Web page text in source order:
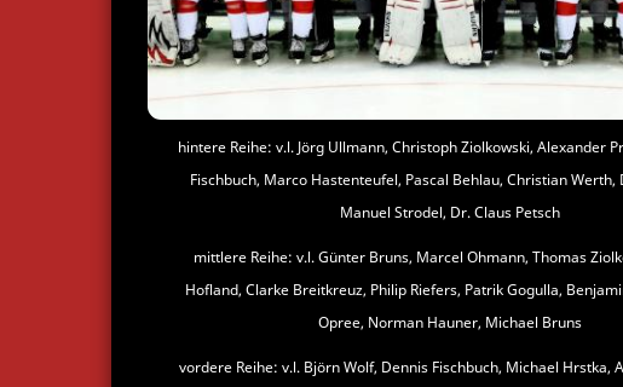
hintere Reihe: v.l. Jörg Ullmann, Christoph Ziolkowski, Alexander
Fischbuch, Marco Hastenteufel, Pascal Behlau, Christian Werth,
Manuel Strodel, Dr. Claus Petsch
mittlere Reihe: v.l. Günter Bruns, Marcel Ohmann, Thomas
Hofland, Clarke Breitkreuz, Philip Riefers, Patrik Gogulla,
Opree, Norman Hauner, Michael Bruns
vordere Reihe: v.l. Björn Wolf, Dennis Fischbuch, Michael Hrstka,